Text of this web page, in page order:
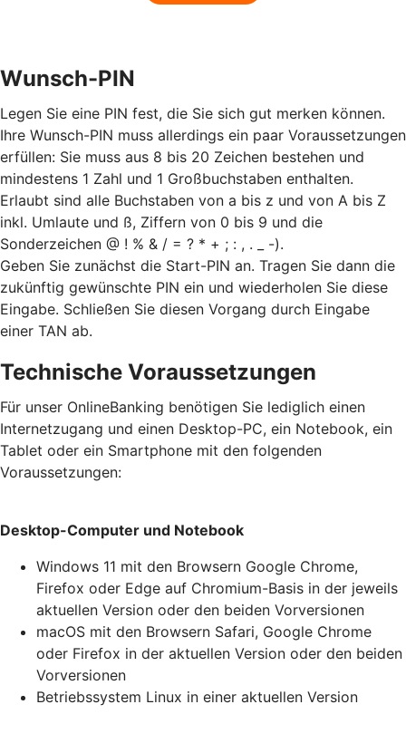
Wunsch-PIN
Legen Sie eine PIN fest, die Sie sich gut merken können.
Ihre Wunsch-PIN muss allerdings ein paar Voraussetzungen
erfüllen: Sie muss aus 8 bis 20 Zeichen bestehen und
mindestens 1 Zahl und 1 Großbuchstaben enthalten.
Erlaubt sind alle Buchstaben von a bis z und von A bis Z
inkl. Umlaute und ß, Ziffern von 0 bis 9 und die
Sonderzeichen @ ! % & / = ? * + ; : , . _ -).
Geben Sie zunächst die Start-PIN an. Tragen Sie dann die
zukünftig gewünschte PIN ein und wiederholen Sie diese
Eingabe. Schließen Sie diesen Vorgang durch Eingabe
einer TAN ab.
Technische Voraussetzungen
Für unser OnlineBanking benötigen Sie lediglich einen
Internetzugang und einen Desktop-PC, ein Notebook, ein
Tablet oder ein Smartphone mit den folgenden
Voraussetzungen:
Desktop-Computer und Notebook
Windows 11 mit den Browsern Google Chrome,
Firefox oder Edge auf Chromium-Basis in der jeweils
aktuellen Version oder den beiden Vorversionen
macOS mit den Browsern Safari, Google Chrome
oder Firefox in der aktuellen Version oder den beiden
Vorversionen
Betriebssystem Linux in einer aktuellen Version